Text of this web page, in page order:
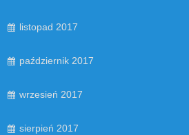
listopad 2017
październik 2017
wrzesień 2017
sierpień 2017